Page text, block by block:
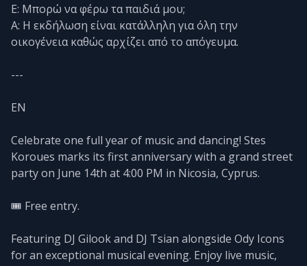
Ε: Μπορώ να φέρω τα παιδιά μου;
Α: Η εκδήλωση είναι κατάλληλη για όλη την
οικογένεια καθώς αρχίζει από το απόγευμα.
---
EN
Celebrate one full year of music and dancing! Stes
Koroues marks its first anniversary with a grand street
party on June 14th at 4:00 PM in Nicosia, Cyprus.
🎟️ Free entry.
Featuring DJ Gilook and DJ Tsian alongside Ody Icons
for an exceptional musical evening. Enjoy live music,